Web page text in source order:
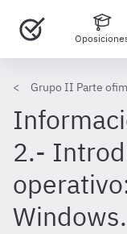
Grupo II Parte
2.-
Windows.